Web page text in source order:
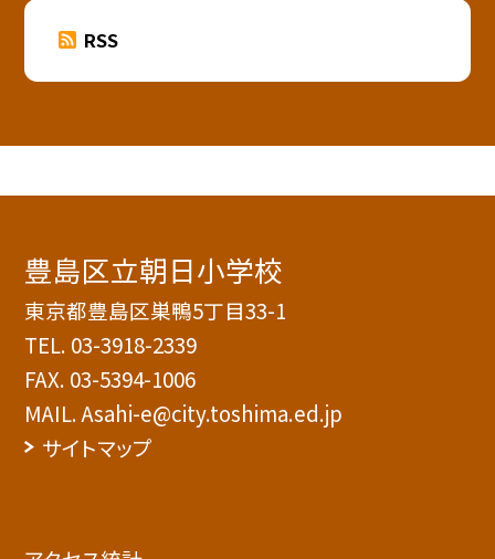
RSS
豊島区立朝日小学校
東京都豊島区巣鴨5丁目33-1
TEL. 03-3918-2339
FAX. 03-5394-1006
MAIL. Asahi-e@city.toshima.ed.jp
サイトマップ